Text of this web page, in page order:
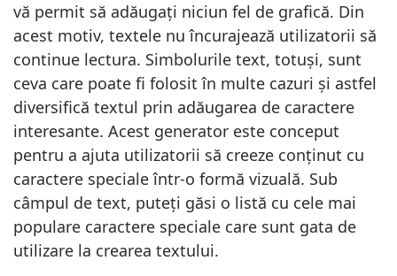
vă permit să adăugați niciun fel de grafică. Din
acest motiv, textele nu încurajează utilizatorii să
continue lectura. Simbolurile text, totuși, sunt
ceva care poate fi folosit în multe cazuri și astfel
diversifică textul prin adăugarea de caractere
interesante. Acest generator este conceput
pentru a ajuta utilizatorii să creeze conținut cu
caractere speciale într-o formă vizuală. Sub
câmpul de text, puteți găsi o listă cu cele mai
populare caractere speciale care sunt gata de
utilizare la crearea textului.